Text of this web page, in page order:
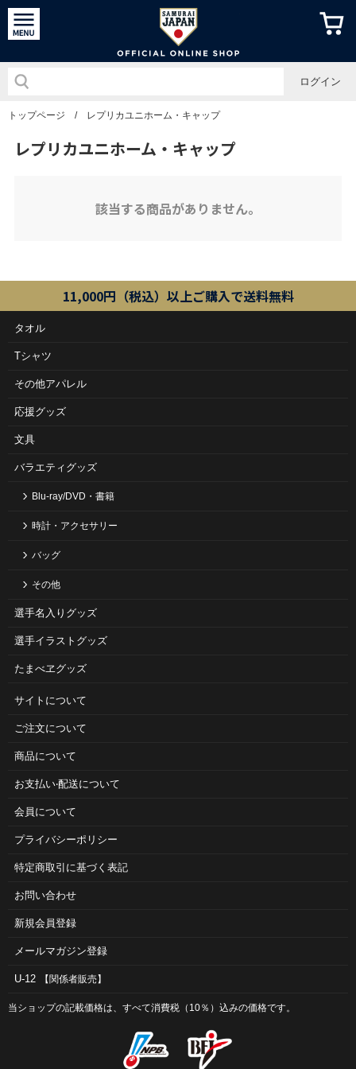
侍ジャパ
ログイン
トップページ / レプリカユニホーム・キャップ
レプリカユニホーム・キャップ
該当する商品がありません。
11,000円（税込）以上ご購入で送料無料
タオル
Tシャツ
その他アパレル
応援グッズ
文具
バラエティグッズ
Blu-ray/DVD・書籍
時計・アクセサリー
バッグ
その他
選手名入りグッズ
選手イラストグッズ
たまべヱグッズ
サイトについて
ご注⽂について
商品について
お⽀払い‧配送について
会員について
プライバシーポリシー
特定商取引に基づく表記
お問い合わせ
新規会員登録
メールマガジン登録
U-12 【関係者販売】
当ショップの記載価格は、すべて消費税（10％）込みの価格です。